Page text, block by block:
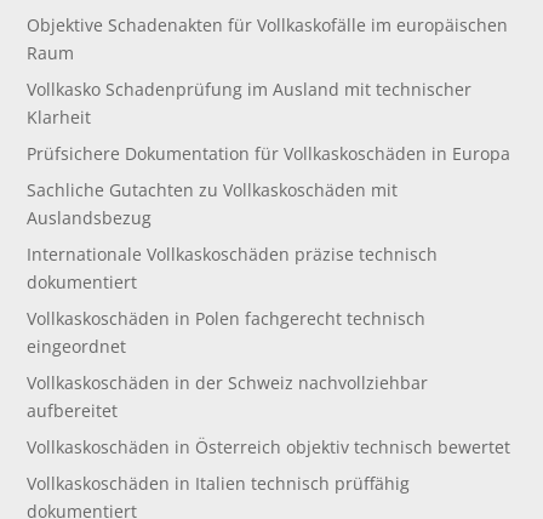
Objektive Schadenakten für Vollkaskofälle im europäischen
Raum
Vollkasko Schadenprüfung im Ausland mit technischer
Klarheit
Prüfsichere Dokumentation für Vollkaskoschäden in Europa
Sachliche Gutachten zu Vollkaskoschäden mit
Auslandsbezug
Internationale Vollkaskoschäden präzise technisch
dokumentiert
Vollkaskoschäden in Polen fachgerecht technisch
eingeordnet
Vollkaskoschäden in der Schweiz nachvollziehbar
aufbereitet
Vollkaskoschäden in Österreich objektiv technisch bewertet
Vollkaskoschäden in Italien technisch prüffähig
dokumentiert